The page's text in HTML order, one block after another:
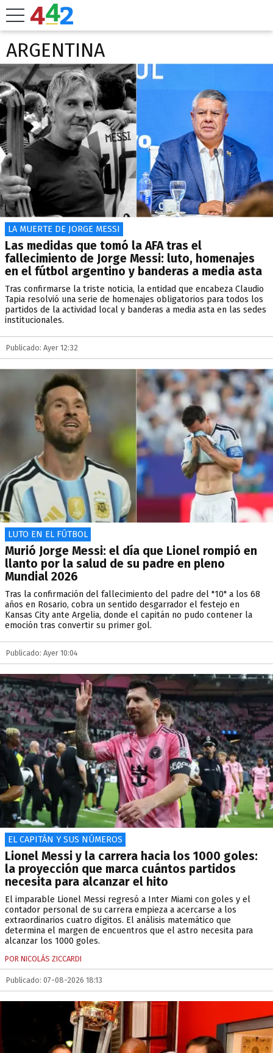
ARGENTINA
LA MUERTE DE JORGE MESSI
Las medidas que tomó la AFA tras el
fallecimiento de Jorge Messi: luto, homenajes
en el fútbol argentino y banderas a media asta
Tras confirmarse la triste noticia, la entidad que encabeza Claudio
Tapia resolvió una serie de homenajes obligatorios para todos los
partidos de la actividad local y banderas a media asta en las sedes
institucionales.
Publicado: Ayer 12:32
LUTO EN EL FÚTBOL
Murió Jorge Messi: el día que Lionel rompió en
llanto por la salud de su padre en pleno
Mundial 2026
Tras la confirmación del fallecimiento del padre del "10" a los 68
años en Rosario, cobra un sentido desgarrador el festejo en
Kansas City ante Argelia, donde el capitán no pudo contener la
emoción tras convertir su primer gol.
Publicado: Ayer 10:04
EL CAPITÁN Y SUS NÚMEROS
Lionel Messi y la carrera hacia los 1000 goles:
la proyección que marca cuántos partidos
necesita para alcanzar el hito
El imparable Lionel Messi regresó a Inter Miami con goles y el
contador personal de su carrera empieza a acercarse a los
extraordinarios cuatro dígitos. El análisis matemático que
determina el margen de encuentros que el astro necesita para
alcanzar los 1000 goles.
POR NICOLÁS ZICCARDI
Publicado: 07-08-2026 18:13